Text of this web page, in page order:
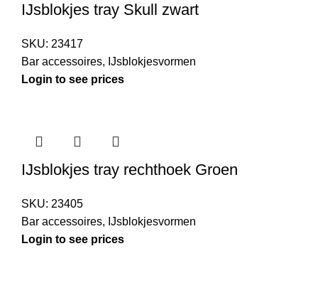
IJsblokjes tray Skull zwart
SKU: 23417
Bar accessoires, IJsblokjesvormen
Login to see prices
IJsblokjes tray rechthoek Groen
SKU: 23405
Bar accessoires, IJsblokjesvormen
Login to see prices